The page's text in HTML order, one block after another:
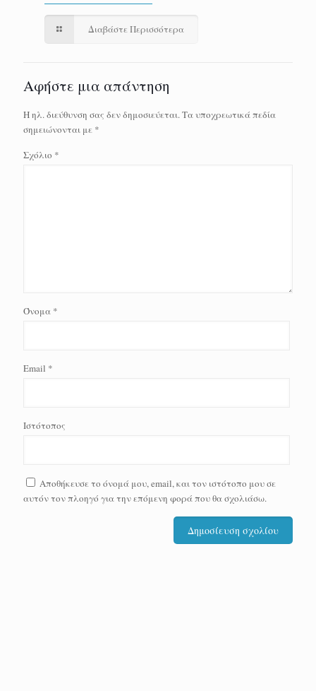
Διαβάστε Περισσότερα
Αφήστε μια απάντηση
Η ηλ. διεύθυνση σας δεν δημοσιεύεται.Τα υποχρεωτικά πεδία
σημειώνονται με *
Σχόλιο *
Όνομα *
Email *
Ιστότοπος
Αποθήκευσε το όνομά μου, email, και τον ιστότοπο μου σε
αυτόν τον πλοηγό για την επόμενη φορά που θα σχολιάσω.